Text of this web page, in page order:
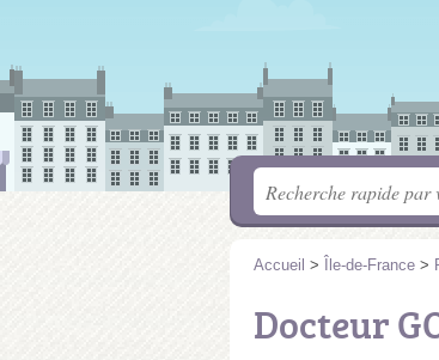
Accueil > Île-de-France >
Docteur